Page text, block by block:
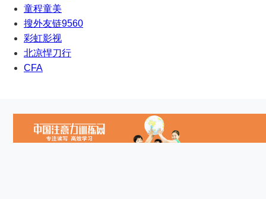
童程童美
搜外友链9560
彩虹影视
北凉悍刀行
CFA